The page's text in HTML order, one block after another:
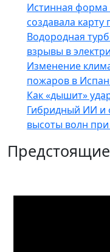
Истинная форма
создавала карту
Водородная
взрывы в
Изменение
пожаров в
Как «дышит»
Гибридный ИИ и
высоты волн